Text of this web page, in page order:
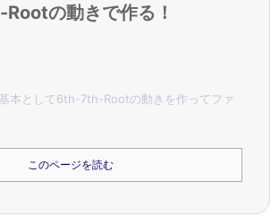
の動きで作る！
本として6th-7th-Rootの動きを作って ファ
このページを読む